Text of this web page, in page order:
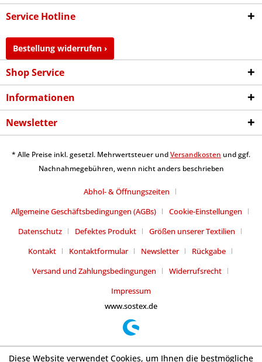
Service Hotline
Bestellung widerrufen ›
Shop Service
Informationen
Newsletter
* Alle Preise inkl. gesetzl. Mehrwertsteuer undVersandkosten und ggf.
Nachnahmegebühren, wenn nicht anders beschrieben
Abhol- & Öffnungszeiten
Allgemeine Geschäftsbedingungen (AGBs)
Cookie-Einstellungen
Datenschutz
Defektes Produkt
Größen unserer Textilien
Kontakt
Kontaktformular Newsletter
Rückgabe
Versand und Zahlungsbedingungen
Widerrufsrecht
Impressum
www.sostex.de
Diese Website verwendet Cookies, um Ihnen die bestmögliche